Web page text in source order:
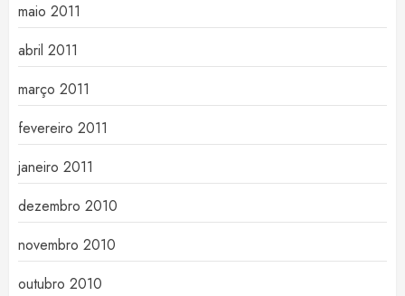
maio 2011
abril 2011
março 2011
fevereiro 2011
janeiro 2011
dezembro 2010
novembro 2010
outubro 2010